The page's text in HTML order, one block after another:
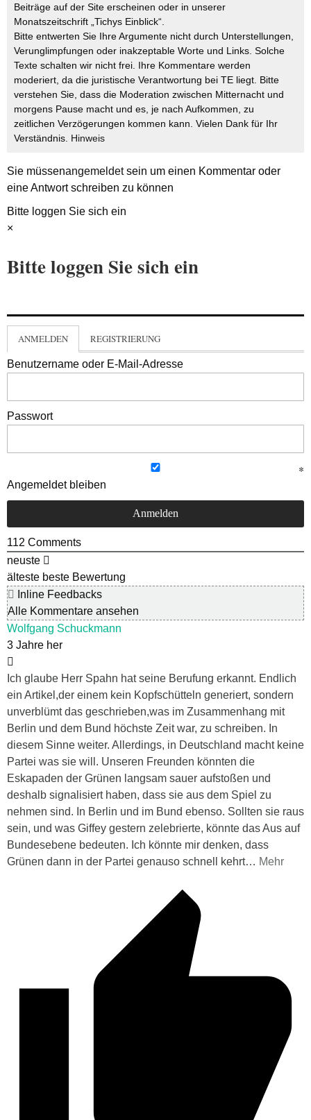
Beiträge auf der Site erscheinen oder in unserer
Monatszeitschrift „Tichys Einblick“.
Bitte entwerten Sie Ihre Argumente nicht durch Unterstellungen,
Verunglimpfungen oder inakzeptable Worte und Links. Solche
Texte schalten wir nicht frei. Ihre Kommentare werden
moderiert, da die juristische Verantwortung bei TE liegt. Bitte
verstehen Sie, dass die Moderation zwischen Mitternacht und
morgens Pause macht und es, je nach Aufkommen, zu
zeitlichen Verzögerungen kommen kann. Vielen Dank für Ihr
Verständnis. Hinweis
Sie müssenangemeldetsein um einen Kommentar oder
eine Antwort schreiben zu können
Bitte loggen Sie sich ein
×
Bitte loggen Sie sich ein
ANMELDEN REGISTRIERUNG
Benutzername oder E-Mail-Adresse
Passwort
Angemeldet bleiben
112 Comments
neuste
älteste beste Bewertung
Inline Feedbacks
Alle Kommentare ansehen
Wolfgang Schuckmann
3 Jahre her
Ich glaube Herr Spahn hat seine Berufung erkannt. Endlich
ein Artikel,der einem kein Kopfschütteln generiert, sondern
unverblümt das geschrieben,was im Zusammenhang mit
Berlin und dem Bund höchste Zeit war, zu schreiben. In
diesem Sinne weiter. Allerdings, in Deutschland macht keine
Partei was sie will. Unseren Freunden könnten die
Eskapaden der Grünen langsam sauer aufstoßen und
deshalb signalisiert haben, dass sie aus dem Spiel zu
nehmen sind. In Berlin und im Bund ebenso. Sollten sie raus
sein, und was Giffey gestern zelebrierte, könnte das Aus auf
Bundesebene bedeuten. Ich könnte mir denken, dass
Grünen dann in der Partei genauso schnell kehrt… Mehr